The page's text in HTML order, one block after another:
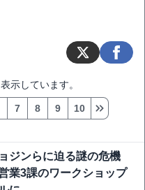
示しています。
7 8 9 10
ジンらに迫る謎の危機
業3課のワークショップ